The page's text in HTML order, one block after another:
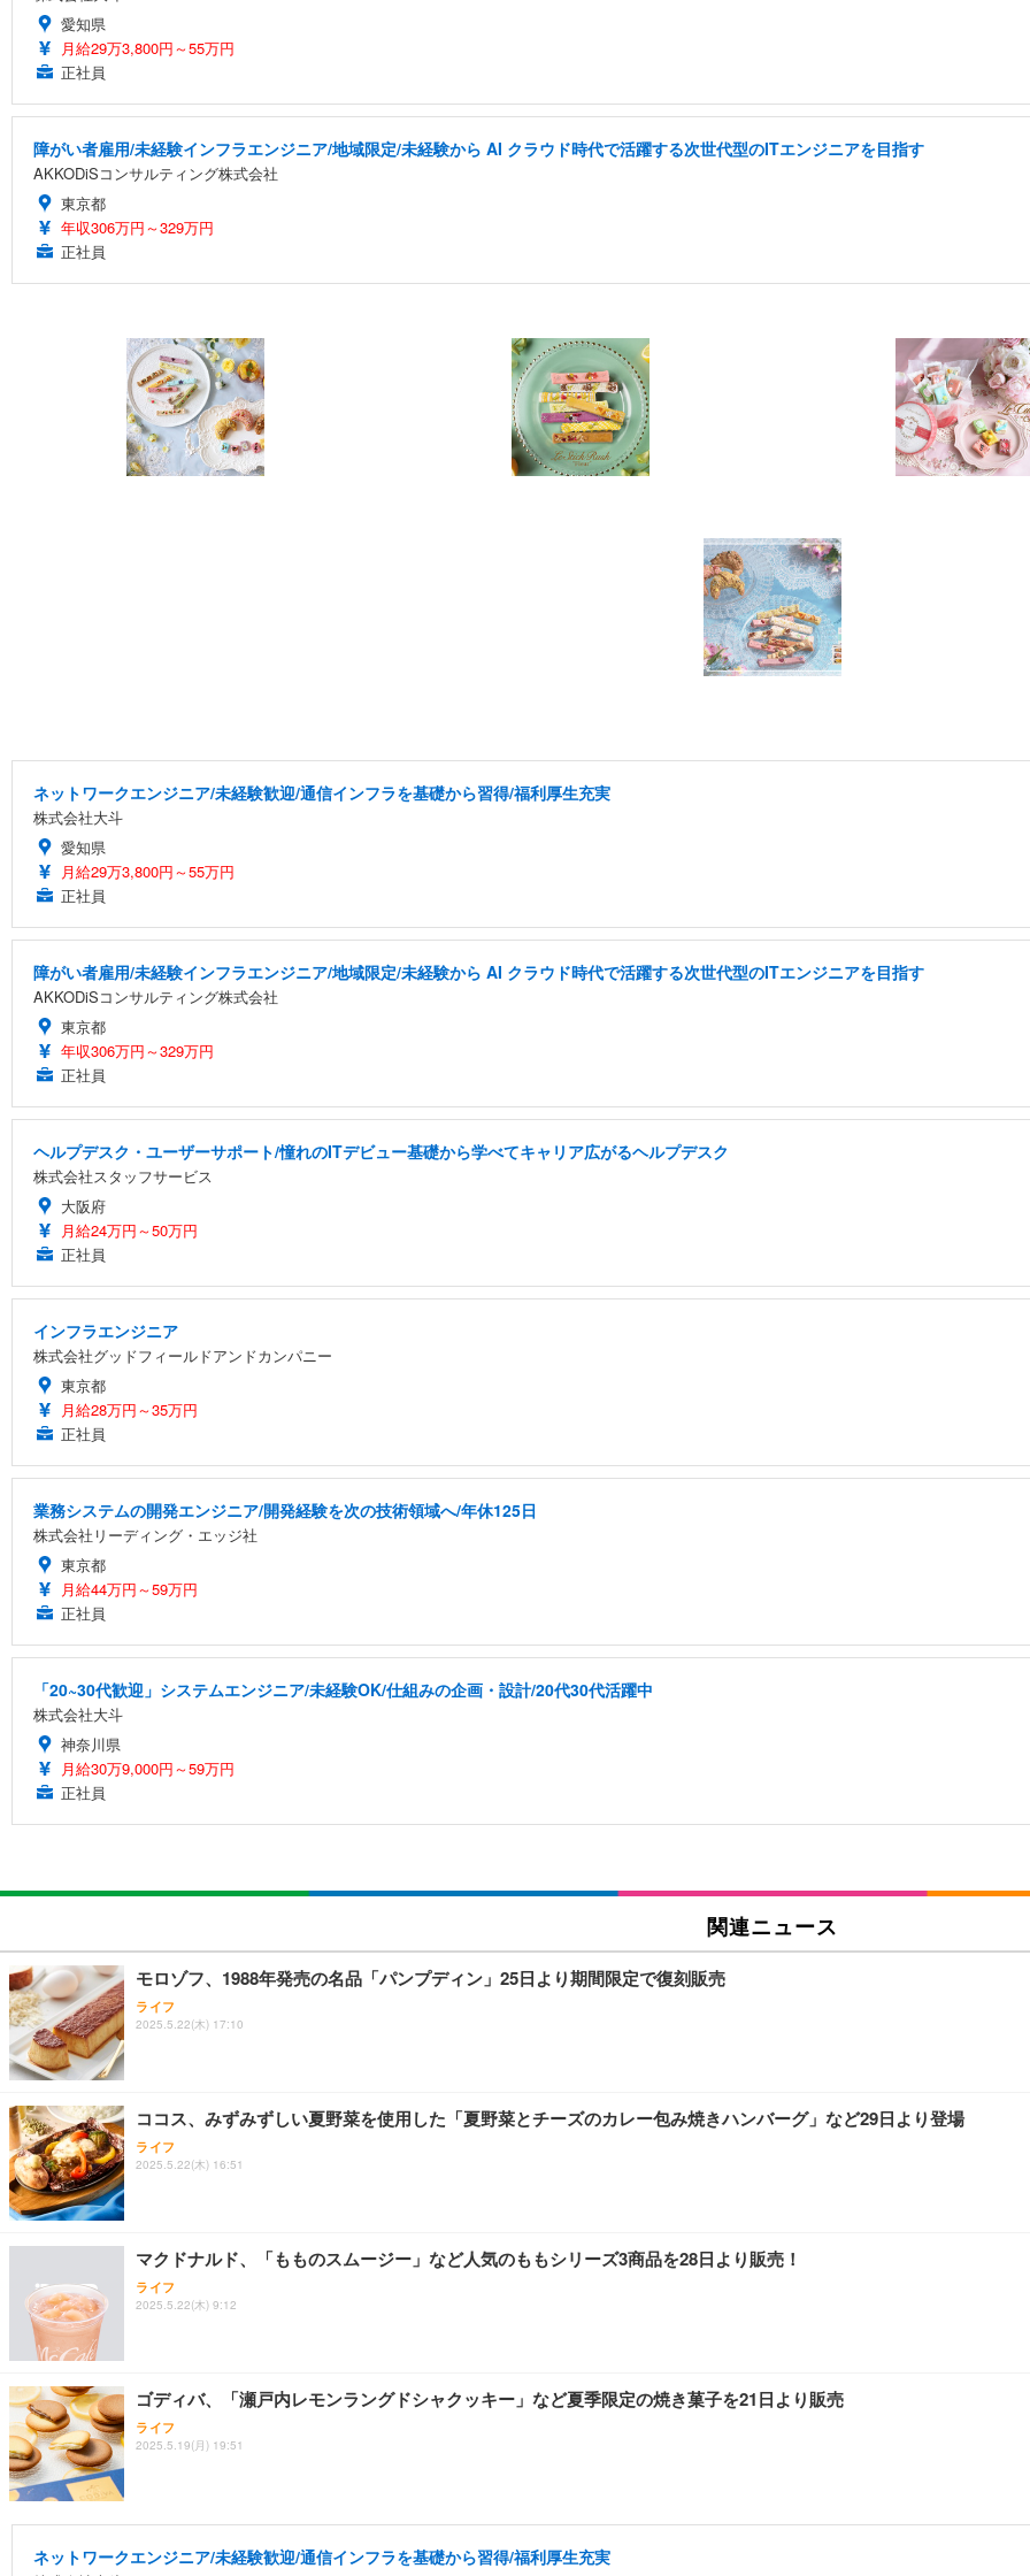
愛知県
月給29万3,800円～55万円
正社員
障がい者雇用/未経験インフラエンジニア/地域限定/未経験から AI クラウド時代で活躍する次世代型のITエンジニアを目指す
AKKODiSコンサルティング株式会社
東京都
年収306万円～329万円
正社員
ネットワークエンジニア/未経験歓迎/通信インフラを基礎から習得/福利厚生充実
株式会社大斗
愛知県
月給29万3,800円～55万円
正社員
障がい者雇用/未経験インフラエンジニア/地域限定/未経験から AI クラウド時代で活躍する次世代型のITエンジニアを目指す
AKKODiSコンサルティング株式会社
東京都
年収306万円～329万円
正社員
ヘルプデスク・ユーザーサポート/憧れのITデビュー基礎から学べてキャリア広がるヘルプデスク
株式会社スタッフサービス
大阪府
月給24万円～50万円
正社員
インフラエンジニア
株式会社グッドフィールドアンドカンパニー
東京都
月給28万円～35万円
正社員
業務システムの開発エンジニア/開発経験を次の技術領域へ/年休125日
株式会社リーディング・エッジ社
東京都
月給44万円～59万円
正社員
「20~30代歓迎」システムエンジニア/未経験OK/仕組みの企画・設計/20代30代活躍中
株式会社大斗
神奈川県
月給30万9,000円～59万円
正社員
関連ニュース
モロゾフ、1988年発売の名品「パンプディン」25日より期間限定で復刻販売
ライフ
2025.5.22(木) 17:10
ココス、みずみずしい夏野菜を使用した「夏野菜とチーズのカレー包み焼きハンバーグ」など29日より登場
ライフ
2025.5.22(木) 16:51
マクドナルド、「もものスムージー」など人気のももシリーズ3商品を28日より販売！
ライフ
2025.5.22(木) 9:12
ゴディバ、「瀬戸内レモンラングドシャクッキー」など夏季限定の焼き菓子を21日より販売
ライフ
2025.5.19(月) 19:51
ネットワークエンジニア/未経験歓迎/通信インフラを基礎から習得/福利厚生充実